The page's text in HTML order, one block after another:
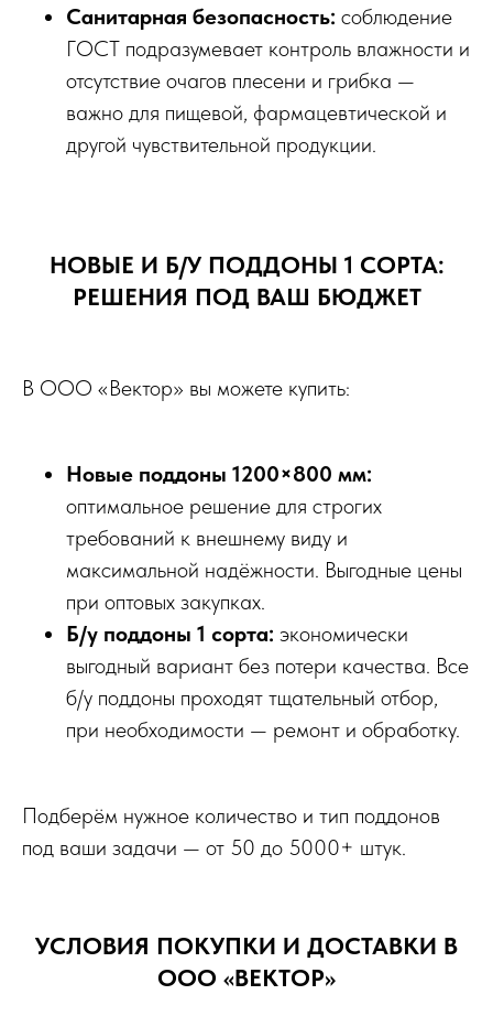
Санитарная безопасность: соблюдение
ГОСТ подразумевает контроль влажности и
отсутствие очагов плесени и грибка —
важно для пищевой, фармацевтической и
другой чувствительной продукции.
НОВЫЕ И Б/У ПОДДОНЫ 1 СОРТА:
РЕШЕНИЯ ПОД ВАШ БЮДЖЕТ
В ООО «Вектор» вы можете купить:
Новые поддоны 1200×800 мм:
оптимальное решение для строгих
требований к внешнему виду и
максимальной надёжности. Выгодные цены
при оптовых закупках.
Б/у поддоны 1 сорта: экономически
выгодный вариант без потери качества. Все
б/у поддоны проходят тщательный отбор,
при необходимости — ремонт и обработку.
Подберём нужное количество и тип поддонов
под ваши задачи — от 50 до 5000+ штук.
УСЛОВИЯ ПОКУПКИ И ДОСТАВКИ В
ООО «ВЕКТОР»